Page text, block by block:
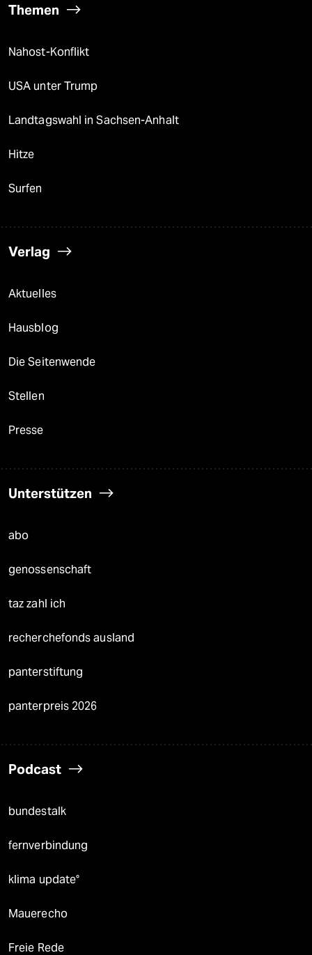
Themen
Nahost-Konflikt
USA unter Trump
Landtagswahl in Sachsen-Anhalt
Hitze
Surfen
Verlag
Aktuelles
Hausblog
Die Seitenwende
Stellen
Presse
Unterstützen
abo
genossenschaft
taz zahl ich
recherchefonds ausland
panterstiftung
panterpreis 2026
Podcast
bundestalk
fernverbindung
klima update°
Mauerecho
Freie Rede